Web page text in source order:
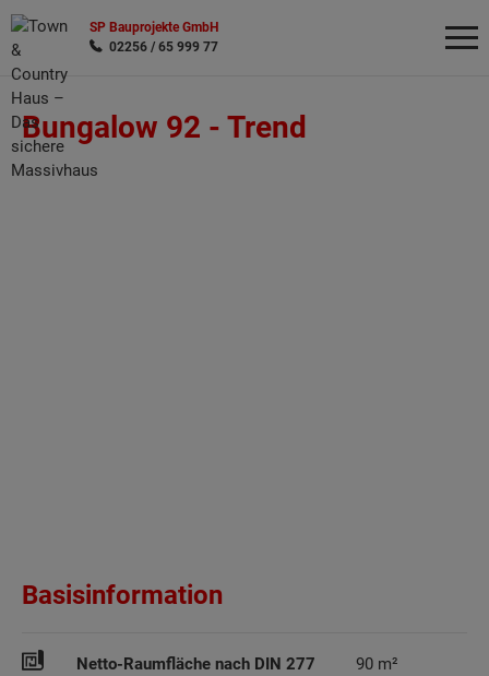
SP Bauprojekte GmbH
02256 / 65 999 77
Bungalow 92 - Trend
Basisinformation
Netto-Raumfläche nach DIN 277 90 m²
Wonach möchten Sie suchen?